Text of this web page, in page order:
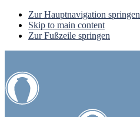
Zur Hauptnavigation springen
Skip to main content
Zur Fußzeile springen